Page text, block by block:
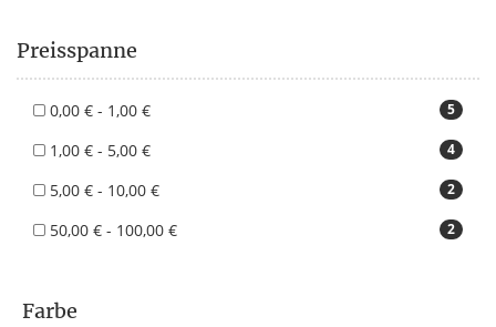
Preisspanne
5
0,00 € - 1,00 €
4
1,00 € - 5,00 €
2
5,00 € - 10,00 €
2
50,00 € - 100,00 €
Farbe